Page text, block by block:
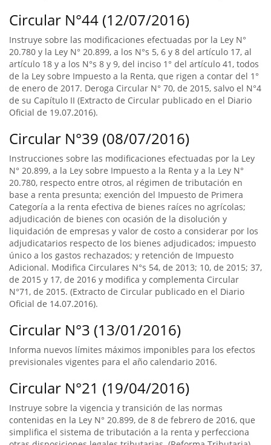
Circular N°44 (12/07/2016)
Instruye sobre las modificaciones efectuadas por la Ley N°
20.780 y la Ley N° 20.899, a los N°s 5, 6 y 8 del artículo 17, al
artículo 18 y a los N°s 8 y 9, del inciso 1° del artículo 41, todos
de la Ley sobre Impuesto a la Renta, que rigen a contar del 1°
de enero de 2017. Deroga Circular N° 70, de 2015, salvo el N°4
de su Capítulo II (Extracto de Circular publicado en el Diario
Oficial de 19.07.2016).
Circular N°39 (08/07/2016)
Instrucciones sobre las modificaciones efectuadas por la Ley
N° 20.899, a la Ley sobre Impuesto a la Renta y a la Ley N°
20.780, respecto entre otros, al régimen de tributación en
base a renta presunta; exención del Impuesto de Primera
Categoría a la renta efectiva de bienes raíces no agrícolas;
adjudicación de bienes con ocasión de la disolución y
liquidación de empresas y valor de costo a considerar por los
adjudicatarios respecto de los bienes adjudicados; impuesto
único a los gastos rechazados; y retención de Impuesto
Adicional. Modifica Circulares N°s 54, de 2013; 10, de 2015; 37,
de 2015 y 17, de 2016 y modifica y complementa Circular
N°71, de 2015. (Extracto de Circular publicado en el Diario
Oficial de 14.07.2016).
Circular N°3 (13/01/2016)
Informa nuevos límites máximos imponibles para los efectos
previsionales vigentes para el año calendario 2016.
Circular N°21 (19/04/2016)
Instruye sobre la vigencia y transición de las normas
contenidas en la Ley N° 20.899, de 8 de febrero de 2016, que
simplifica el sistema de tributación a la renta y perfecciona